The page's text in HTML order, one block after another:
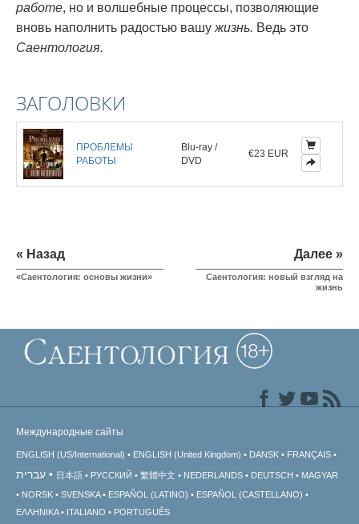
работе, но и волшебные процессы, позволяющие
вновь наполнить радостью вашу жизнь. Ведь это
Саентология.
ЗАГОЛОВКИ
ПРОБЛЕМЫ
РАБОТЫ
Blu-ray /
DVD
€23 EUR
« Назад
«Саентология: основы жизни»
Далее »
Саентология: новый взгляд на
жизнь
Международные сайты
ENGLISH (US/International) ENGLISH (United Kingdom) DANSK FRANÇAIS
עברית 日本語 РУССКИЙ 繁體中文 NEDERLANDS DEUTSCH
MAGYAR
NORSK
SVENSKA ESPAÑOL (LATINO)
ESPAÑOL (CASTELLANO)
ΕΛΛΗΝΙΚA
ITALIANO PORTUGUÊS